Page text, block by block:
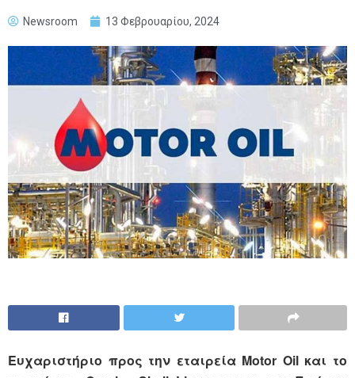
Newsroom 13 Φεβρουαρίου, 2024
Ευχαριστήριο προς την εταιρεία Motor Oilκαι το